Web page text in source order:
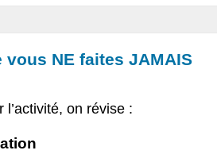
vous NE faites JAMAIS
on révise :